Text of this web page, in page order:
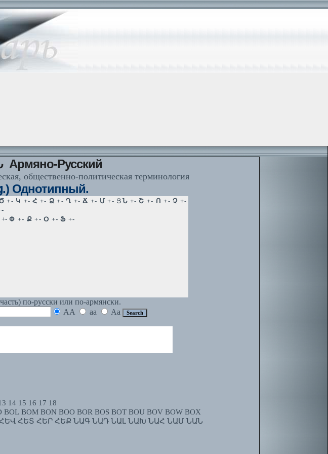
Русский
общественно-политическая терминология
Однотипный.
по-русски или по-армянски.
AA aa
Aa
14 15 16 17 18
BOL BOM BON BOO BOR BOS BOT BOU BOV BOW BOX
ՀԵՏ ՀԵՐ ՀԵՔ ՆԱԳ ՆԱԴ ՆԱԼ ՆԱԽ ՆԱՀ ՆԱՄ ՆԱՆ